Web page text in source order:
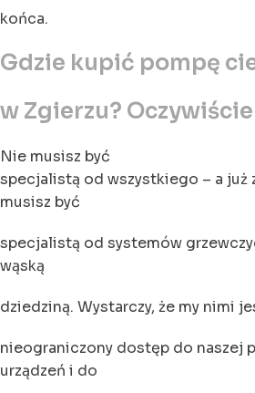
końca.
Gdzie kupić pompę
w Zgierzu? Oczywiście
Nie musisz być
specjalistą od wszystkiego – a już
musisz być
specjalistą od systemów
wąską
dziedziną. Wystarczy, że my nimi
nieograniczony dostęp do naszej
urządzeń i do